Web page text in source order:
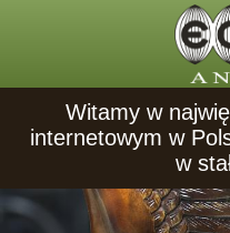
Witamy w
internetowym w
w